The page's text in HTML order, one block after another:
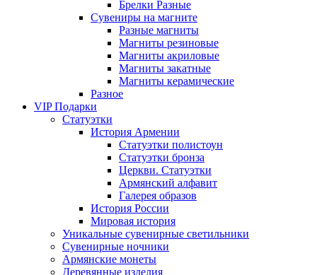
Брелки Разные
Сувениры на магните
Разные магниты
Магниты резиновые
Магниты акриловые
Магниты закатные
Магниты керамические
Разное
VIP Подарки
Статуэтки
История Армении
Статуэтки полистоун
Статуэтки бронза
Церкви. Статуэтки
Армянский алфавит
Галерея образов
История России
Мировая история
Уникальные сувенирные светильники
Сувенирные ночники
Армянские монеты
Деревянные изделия